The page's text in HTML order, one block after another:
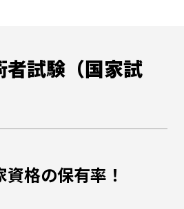
試験（国家試
格の保有率！